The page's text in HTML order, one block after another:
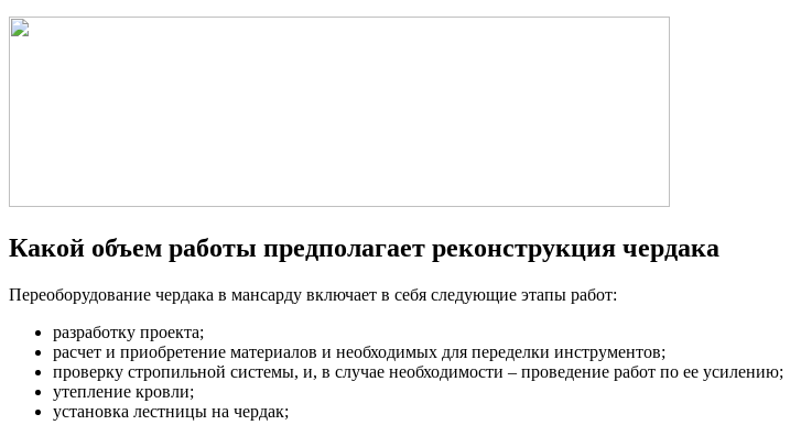
Какой объем работы предполагает реконструкция чердака
Переоборудование чердака в мансарду включает в себя следующие этапы работ:
разработку проекта;
расчет и приобретение материалов и необходимых для переделки инструментов;
проверку стропильной системы, и, в случае необходимости – проведение работ по ее усилению;
утепление кровли;
установка лестницы на чердак;